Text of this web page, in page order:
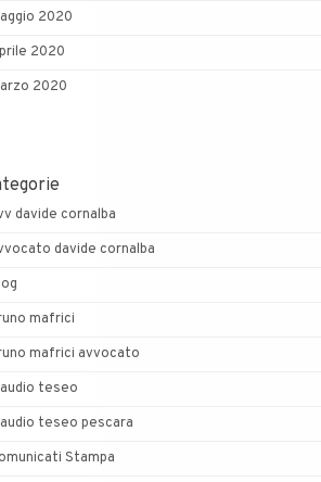
2020
2020
2020
davide cornalba
davide cornalba
mafrici
mafrici avvocato
teseo
teseo pescara
Stampa